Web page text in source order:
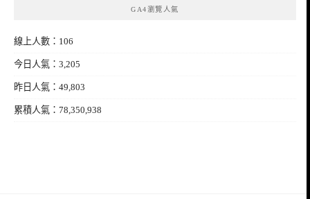
GA4瀏覽人氣
線上人數：106
今日人氣：3,205
昨日人氣：49,803
累積人氣：78,350,938